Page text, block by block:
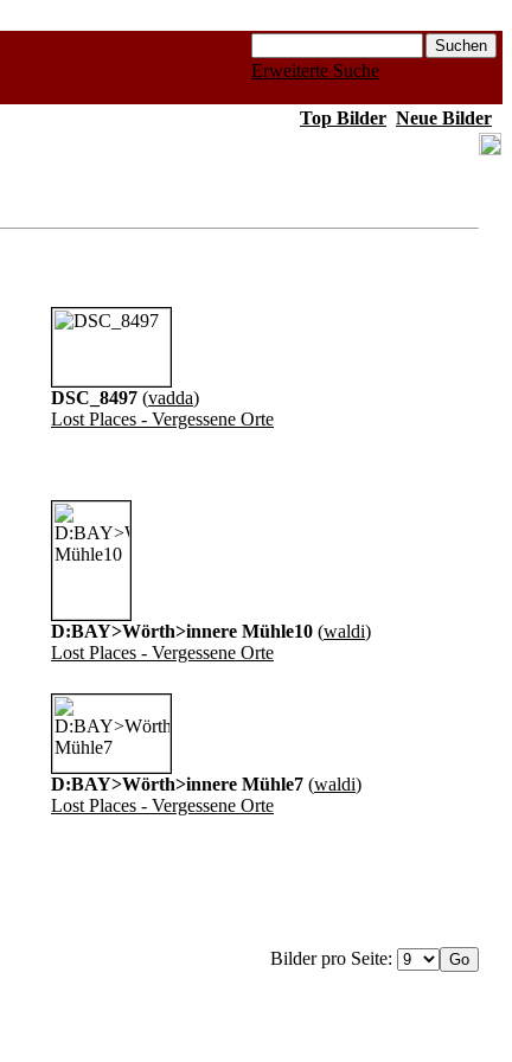
Erweiterte Suche
Top Bilder Neue Bilder
DSC_8497 (vadda)
Lost Places - Vergessene Orte
D:BAY>Wörth>innere Mühle10 (waldi)
Lost Places - Vergessene Orte
D:BAY>Wörth>innere Mühle7 (waldi)
Lost Places - Vergessene Orte
Bilder pro Seite: